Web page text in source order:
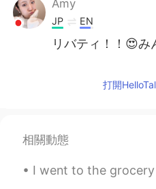
Amy
JP EN
リバティ！！😍
打開
相關動態
I went to the grocery store tonight. They installed